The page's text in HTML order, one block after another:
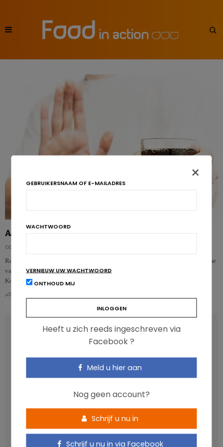
Aankoop gesuikerde frisdranken daalt in het VK
ODILE BERNARD
Reeds meerdere jaren worden communicatiecampagnes gevoerd om de inname
van vrije suikers via gesuikerde dranken te doen dalen. In het Verenigd
Koninkrijk zi…
RECENT POSTS
Anthocyanen: gunstig voor de cardiometabole
Een gezonde darmmicrobiota is goed, maar wat is dat
eigenlijk?
Vis, verontreinigende stoffen en omega-3: wat zijn de
aanbevelingen?
×
GEBRUIKERSNAAM OF E-MAILADRES
WACHTWOORD
VERNIEUW UW WACHTWOORD
ONTHOUD MIJ
Heeft u zich reeds ingeschreven via
Facebook ?
Meld u hier aan
Nog geen account?
Schrijf u nu in
Schrijf u nu in via Facebook